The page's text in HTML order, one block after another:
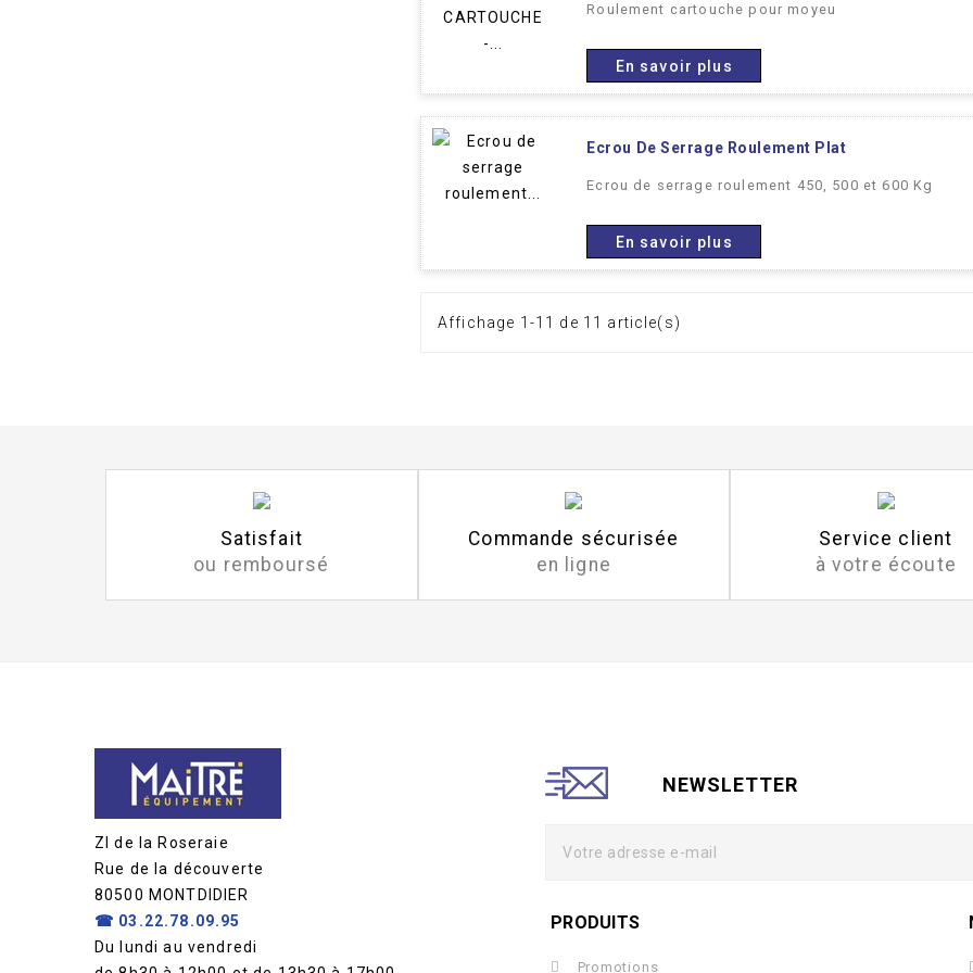
Roulement cartouche pour moyeu
En savoir plus
Ecrou De Serrage Roulement Plat
Ecrou de serrage roulement 450, 500 et 600 Kg
En savoir plus
Affichage 1-11 de 11 article(s)
Satisfait
ou remboursé
Commande sécurisée
en ligne
Service client
à votre écoute
ZI de la Roseraie
Rue de la découverte
80500 MONTDIDIER
☎ 03.22.78.09.95
Du lundi au vendredi
NEWSLETTER
PRODUITS
Promotions